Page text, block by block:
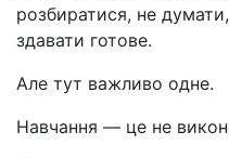
розбиратися, не
здавати готове.
Але тут важливо одне.
Навчання — це не